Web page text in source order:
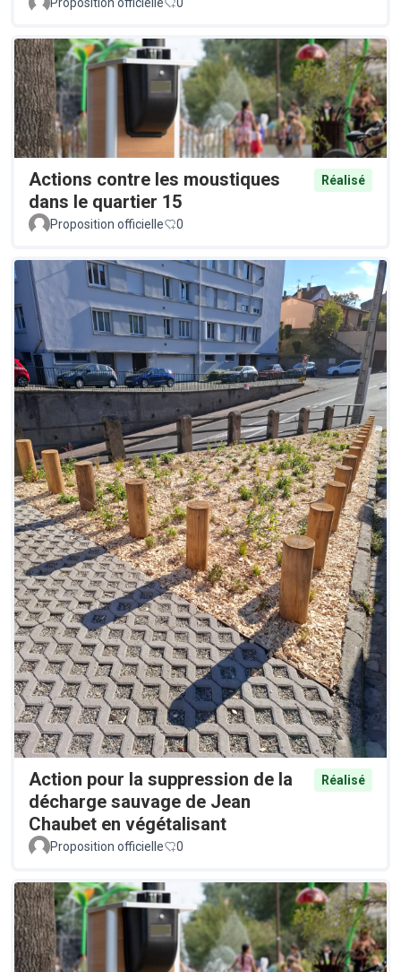
Proposition officielle
0
Actions contre les moustiques
dans le quartier 15
Réalisé
Proposition officielle 0
Action pour la suppression de la
décharge sauvage de Jean
Chaubet en végétalisant
Réalisé
Proposition officielle 0